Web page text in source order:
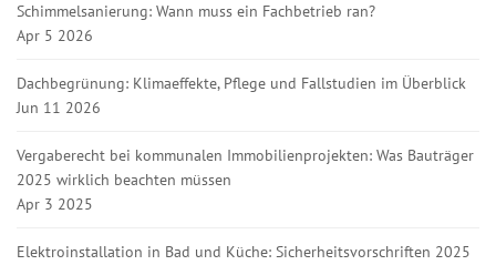
Schimmelsanierung: Wann muss ein Fachbetrieb ran?
Apr 5 2026
Dachbegrünung: Klimaeffekte, Pflege und Fallstudien im Überblick
Jun 11 2026
Vergaberecht bei kommunalen Immobilienprojekten: Was Bauträger
2025 wirklich beachten müssen
Apr 3 2025
Elektroinstallation in Bad und Küche: Sicherheitsvorschriften 2025